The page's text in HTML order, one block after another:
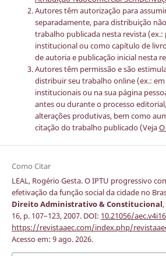
Autores têm autorização para
separadamente, para distribuição
trabalho publicada nesta revista
institucional ou como capítulo de
de autoria e publicação inicial nesta
Autores têm permissão e são
distribuir seu trabalho online (ex.:
institucionais ou na sua página
antes ou durante o processo
alterações produtivas, bem como
citação do trabalho publicado (Veja
Como Citar
LEAL, Rogério Gesta. O IPTU progressivo
efetivação da função social da cidade no
Direito Administrativo & Constitucional
16, p. 107–123, 2007. DOI: 10.21056/
https://revistaaec.com/index.php/
Acesso em: 9 ago. 2026.